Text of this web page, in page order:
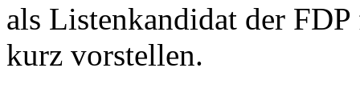
als Listenkandidat der
kurz vorstellen.